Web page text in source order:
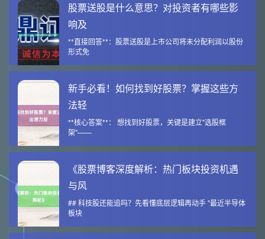
股票送股是什么意思？对投资者有哪些影
响及
**直接回答**：股票送股是上市公司将未分配利润以股份
形式免
新手必看！如何找到好股票？掌握这些方
法轻
**核心答案**： 想找到好股票，关键是建立"选股框
架"——
《股票博客深度解析：热门板块投资机遇
与风
## 科技股还能追吗？先看懂底层逻辑再动手 "最近半导体
板块